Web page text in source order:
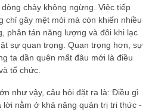
chảy không ngừng. Việc tiếp
chỉ gây mệt mỏi mà còn khiến nhiều
phân tán năng lượng và đôi khi lạc
sự quan trọng. Quan trọng hơn, sự
ta dần quên mất đâu mới là điều
tổ chức.
như vậy, câu hỏi đặt ra là: Điều gì
nằm ở khả năng quản trị tri thức -